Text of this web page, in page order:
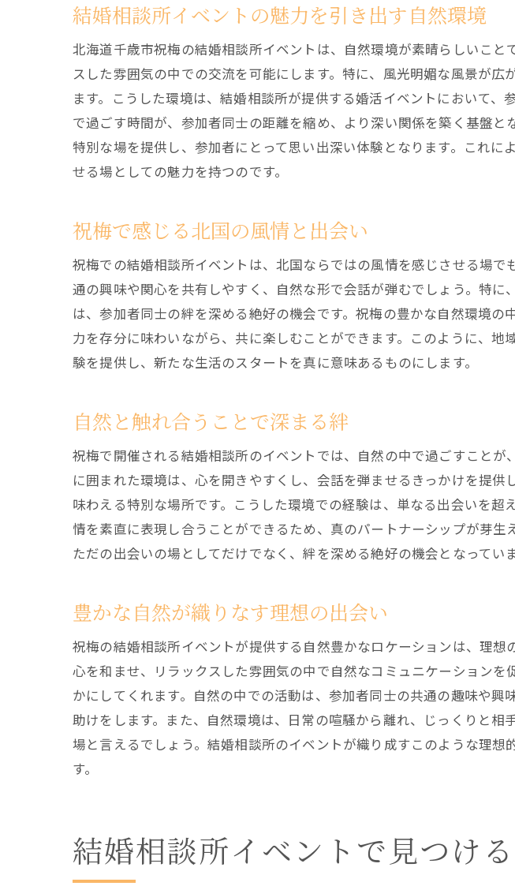
参加者の心を癒
結婚相談所が提
温かい雰囲気
祝梅で感じる人
参加者同士が築
イベント参加で
新たな幸せの形
結婚相談所が描
祝梅で体験する結婚
参加者に嬉しい
地域の特色を活
他にはないユニ
参加者の心に響
北の地で叶える理想
祝梅で実現する
地域の魅力を生
結婚相談所が導
北海道の地で紡
結婚相談所で始める
結婚相談所が提
幸せな未来を創
結婚相談所イベントの魅力を引き出す自然環境
北海道千歳市祝梅の結婚相談所イベントは、自然環境が素晴らしいこ
スした雰囲気の中での交流を可能にします。特に、風光明媚な風景が
ます。こうした環境は、結婚相談所が提供する婚活イベントにおいて
で過ごす時間が、参加者同士の距離を縮め、より深い関係を築く基盤
特別な場を提供し、参加者にとって思い出深い体験となります。これ
せる場としての魅力を持つのです。
祝梅で感じる北国の風情と出会い
祝梅での結婚相談所イベントは、北国ならではの風情を感じさせる場
通の興味や関心を共有しやすく、自然な形で会話が弾むでしょう。特
は、参加者同士の絆を深める絶好の機会です。祝梅の豊かな自然環境
力を存分に味わいながら、共に楽しむことができます。このように、
験を提供し、新たな生活のスタートを真に意味あるものにします。
自然と触れ合うことで深まる絆
祝梅で開催される結婚相談所のイベントでは、自然の中で過ごすこと
に囲まれた環境は、心を開きやすくし、会話を弾ませるきっかけを提
味わえる特別な場所です。こうした環境での経験は、単なる出会いを
情を素直に表現し合うことができるため、真のパートナーシップが芽
ただの出会いの場としてだけでなく、絆を深める絶好の機会となっていま
豊かな自然が織りなす理想の出会い
祝梅の結婚相談所イベントが提供する自然豊かなロケーションは、理
心を和ませ、リラックスした雰囲気の中で自然なコミュニケーション
かにしてくれます。自然の中での活動は、参加者同士の共通の趣味や
助けをします。また、自然環境は、日常の喧騒から離れ、じっくりと
場と言えるでしょう。結婚相談所のイベントが織り成すこのような理
す。
結婚相談所イベントで見つけ